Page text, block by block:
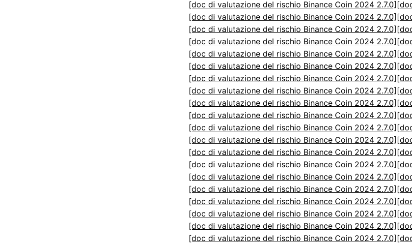
[doc di valutazione del rischio Binance Coin 2024 2.7.0]
[doc di valutazione del rischio Binance Coin 2024 2.7.0]
[doc di valutazione del rischio Binance Coin 2024 2.7.0]
[doc di valutazione del rischio Binance Coin 2024 2.7.0]
[doc di valutazione del rischio Binance Coin 2024 2.7.0]
[doc di valutazione del rischio Binance Coin 2024 2.7.0]
[doc di valutazione del rischio Binance Coin 2024 2.7.0]
[doc di valutazione del rischio Binance Coin 2024 2.7.0]
[doc di valutazione del rischio Binance Coin 2024 2.7.0]
[doc di valutazione del rischio Binance Coin 2024 2.7.0]
[doc di valutazione del rischio Binance Coin 2024 2.7.0]
[doc di valutazione del rischio Binance Coin 2024 2.7.0]
[doc di valutazione del rischio Binance Coin 2024 2.7.0]
[doc di valutazione del rischio Binance Coin 2024 2.7.0]
[doc di valutazione del rischio Binance Coin 2024 2.7.0]
[doc di valutazione del rischio Binance Coin 2024 2.7.0]
[doc di valutazione del rischio Binance Coin 2024 2.7.0]
[doc di valutazione del rischio Binance Coin 2024 2.7.0]
[doc di valutazione del rischio Binance Coin 2024 2.7.0]
[doc di valutazione del rischio Binance Coin 2024 2.7.0]